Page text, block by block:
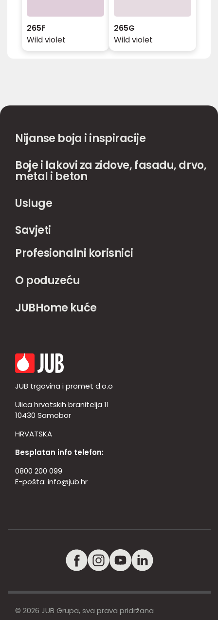
265F
Wild violet
265G
Wild violet
Nijanse boja i inspiracije
Boje i lakovi za zidove, fasadu, drvo,
metal i beton
Usluge
Savjeti
Profesionalni korisnici
O poduzeću
JUBHome kuće
JUB trgovina i promet d.o.o
Ulica hrvatskih branitelja 11
10430 Samobor
HRVATSKA
Besplatan info telefon:
0800 200 099
E-pošta: info@jub.hr
© 2026 JUB Grupa, sva prava pridržana